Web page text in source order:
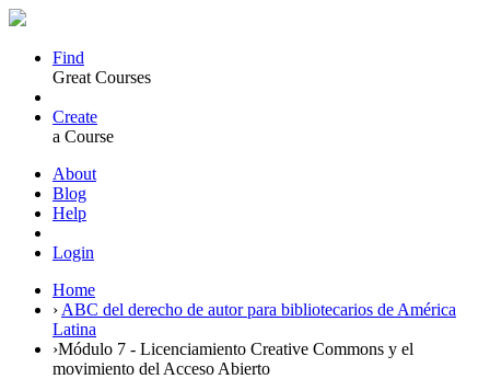
Find
Great Courses
Create
a Course
About
Blog
Help
Login
Home
› ABC del derecho de autor para bibliotecarios de América
Latina
›Módulo 7 - Licenciamiento Creative Commons y el
movimiento del Acceso Abierto